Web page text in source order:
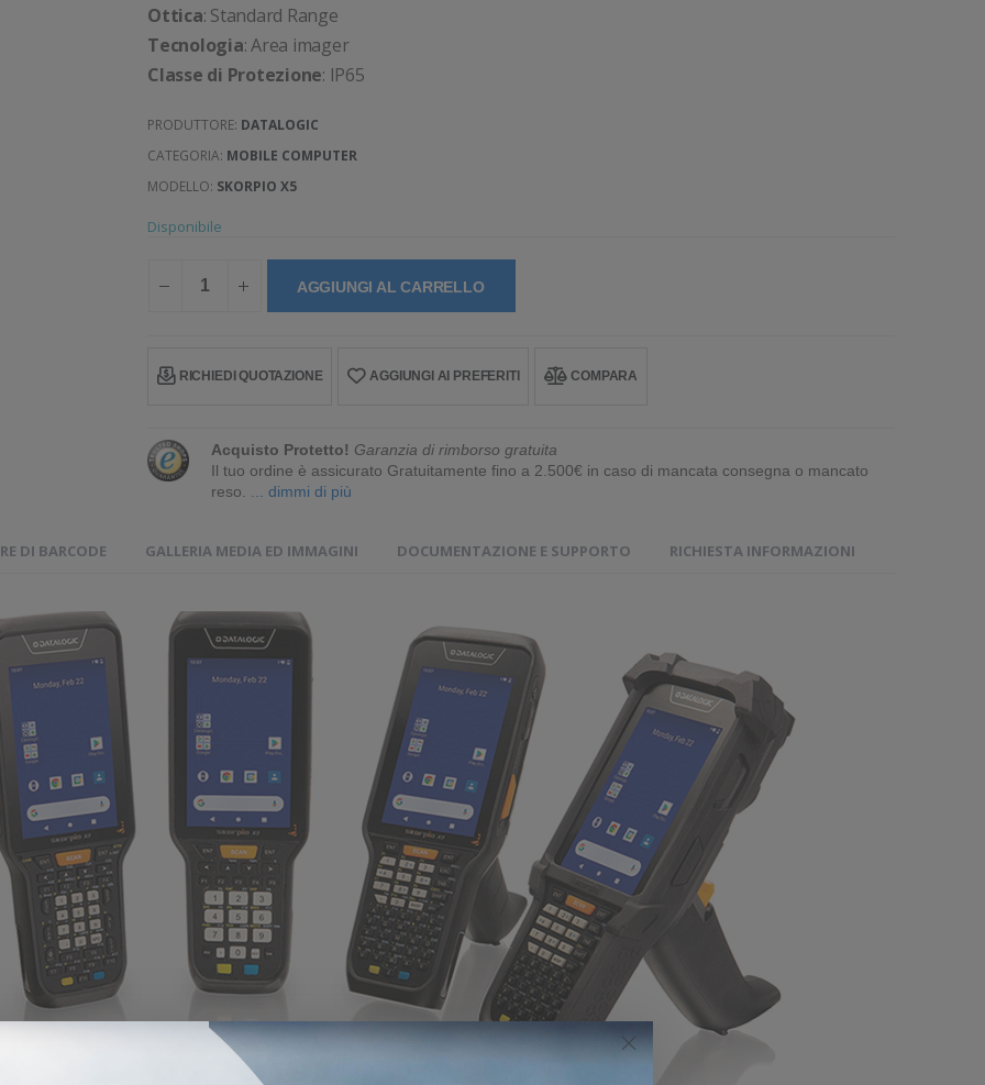
Ottica: Standard Range
Tecnologia: Area imager
Classe di Protezione: IP65
PRODUTTORE: DATALOGIC
CATEGORIA: MOBILE COMPUTER
MODELLO: SKORPIO X5
Disponibile
AGGIUNGI AL CARRELLO
RICHIEDI QUOTAZIONE AGGIUNGI AI PREFERITI COMPARA
Acquisto Protetto! Garanzia di rimborso gratuita
Il tuo ordine è assicurato Gratuitamente fino a 2.500€ in caso di mancata consegna o mancato
reso.
... dimmi di più
DI BARCODE GALLERIA MEDIA ED IMMAGINI DOCUMENTAZIONE E SUPPORTO RICHIESTA INFORMAZIONI